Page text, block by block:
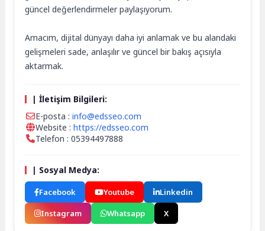
güncel değerlendirmeler paylaşıyorum.
Amacım, dijital dünyayı daha iyi anlamak ve bu alandaki
gelişmeleri sade, anlaşılır ve güncel bir bakış açısıyla
aktarmak.
| İletişim Bilgileri:
E-posta :info@edsseo.com
Website :https://edsseo.com
Telefon : 05394497888
| Sosyal Medya:
Facebook Youtube
Linkedin
Instagram
Whatsapp X